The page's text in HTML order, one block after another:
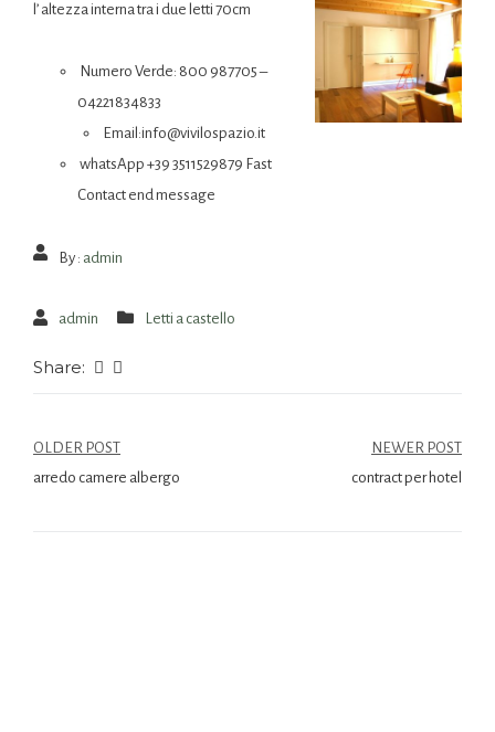
l’ altezza interna tra i due letti 70cm
Numero Verde: 800 987705 –
04221834833
Email:info@vivilospazio.it
whatsApp +39 3511529879 Fast
Contact end message
By : admin
admin Letti a castello
Share:
OLDER POST
arredo camere albergo
NEWER POST
contract per hotel